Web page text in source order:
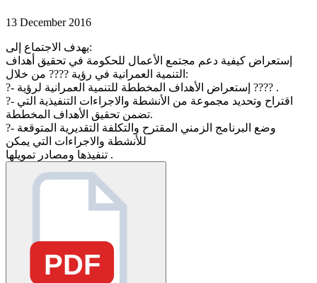
13 December 2016
يهدف الاجتماع إلى:
إستعراض كيفية دعم مجتمع الأعمال للحكومة في تحقيق أهداف
التنمية العمرانية في رؤية ???? من خلال:
?- إستعراض الأهداف المخططة للتنمية العمرانية لرؤية ???? .
?- اقتراح وتحديد مجموعة من الأنشطة والاجراءات التنفيذية التي
تضمن تحقيق الأهداف المخططة.
?- وضع البرنامج الزمني المقترح والتكلفة التقديرية المتوقعة
للأنشطة والاجراءات التي يمكن
تنفيذها ومصادر تمويلها .
PDF